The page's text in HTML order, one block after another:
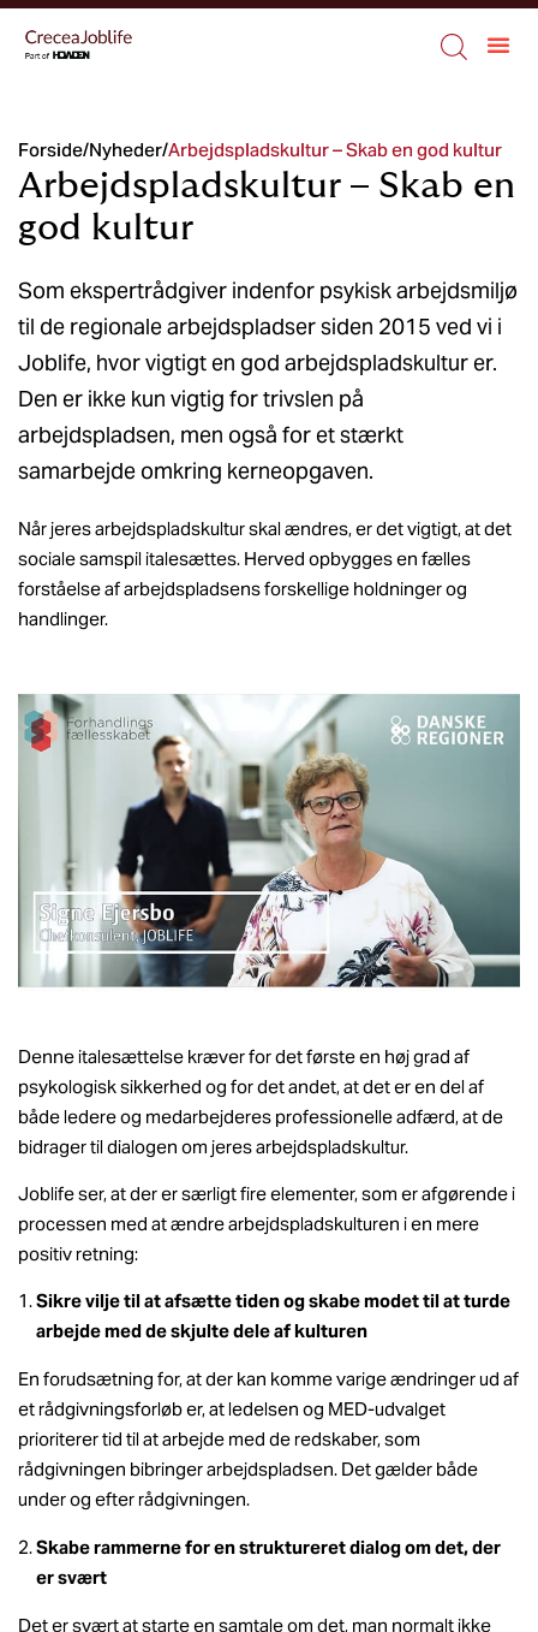
Forside/Nyheder/Arbejdspladskultur – Skab en god kultur
Arbejdspladskultur – Skab en
god kultur
Som ekspertrådgiver indenfor psykisk arbejdsmiljø
til de regionale arbejdspladser siden 2015 ved vi i
Joblife, hvor vigtigt en god arbejdspladskultur er.
Den er ikke kun vigtig for trivslen på
arbejdspladsen, men også for et stærkt
samarbejde omkring kerneopgaven.
Når jeres arbejdspladskultur skal ændres, er det vigtigt, at det
sociale samspil italesættes. Herved opbygges en fælles
forståelse af arbejdspladsens forskellige holdninger og
handlinger.
Denne italesættelse kræver for det første en høj grad af
psykologisk sikkerhed og for det andet, at det er en del af
både ledere og medarbejderes professionelle adfærd, at de
bidrager til dialogen om jeres arbejdspladskultur.
Joblife ser, at der er særligt fire elementer, som er afgørende i
processen med at ændre arbejdspladskulturen i en mere
positiv retning:
Sikre vilje til at afsætte tiden og skabe modet til at turde
arbejde med de skjulte dele af kulturen
En forudsætning for, at der kan komme varige ændringer ud af
et rådgivningsforløb er, at ledelsen og MED-udvalget
prioriterer tid til at arbejde med de redskaber, som
rådgivningen bibringer arbejdspladsen. Det gælder både
under og efter rådgivningen.
Skabe rammerne for en struktureret dialog om det, der
er svært
Det er svært at starte en samtale om det, man normalt ikke